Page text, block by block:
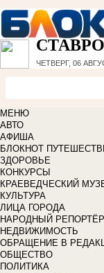
ЧЕТВЕРГ, 06
МЕНЮ
АВТО
АФИША
БЛОКНОТ
ЗДОРОВЬЕ
КОНКУРСЫ
КРАЕВЕДЧЕСКИЙ
КУЛЬТУРА
ЛИЦА ГОРОДА
НАРОДНЫЙ РЕПОРТЁР
НЕДВИЖИМОСТЬ
ОБРАЩЕНИЕ В
ОБЩЕСТВО
ПОЛИТИКА